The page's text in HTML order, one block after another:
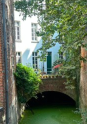
Géry : un ancien
: Nafi Thiam
de la